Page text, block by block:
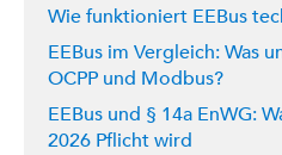
Wie funktioniert EEBus
EEBus im Vergleich: Was
OCPP und Modbus?
EEBus und § 14a EnWG:
2026 Pflicht wird